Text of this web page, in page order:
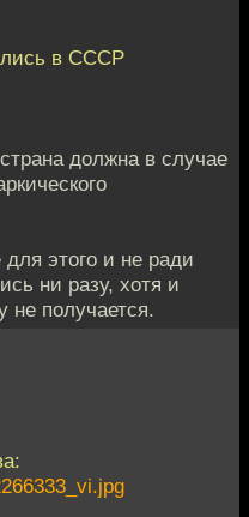
в СССР
должна в случае
этого и не ради
ни разу, хотя и
не получается.